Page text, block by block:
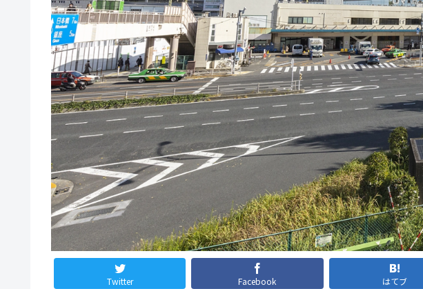
Twitter Facebook はてブ